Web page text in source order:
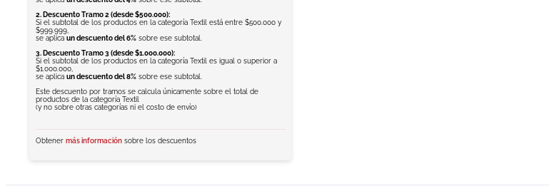
2. Descuento Tramo 2 (desde $500.000):
Si el subtotal de los productos en la categoría Textil está entre $500.000 y
$999.999,
se aplica un descuento del 6%sobre ese subtotal.
3. Descuento Tramo 3 (desde $1.000.000):
Si el subtotal de los productos en la categoría Textil es igual o superior a
$1.000.000,
se aplica un descuento del 8%sobre ese subtotal.
Este descuento por tramos se calcula únicamente sobre el total de
productos de la categoría Textil
(y no sobre otras categorías ni el costo de envío)
Obtener más informaciónsobre los descuentos